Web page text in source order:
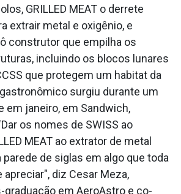
GRILLED MEAT o derrete
extrair metal e oxigênio, e
construtor que empilha os
incluindo os blocos lunares
que protegem um habitat da
surgiu durante um
em janeiro, em Sandwich,
os nomes de SWISS ao
MEAT ao extrator de metal
de siglas em algo que toda
diz Cesar Meza,
em AeroAstro e co-